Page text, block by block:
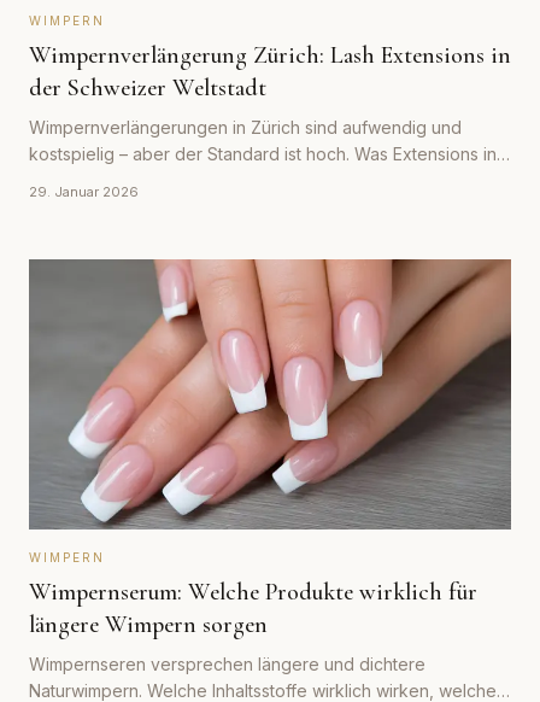
WIMPERN
Wimpernverlängerung Zürich: Lash Extensions in
der Schweizer Weltstadt
Wimpernverlängerungen in Zürich sind aufwendig und
kostspielig – aber der Standard ist hoch. Was Extensions in
29. Januar 2026
WIMPERN
Wimpernserum: Welche Produkte wirklich für
längere Wimpern sorgen
Wimpernseren versprechen längere und dichtere
Naturwimpern. Welche Inhaltsstoffe wirklich wirken, welche